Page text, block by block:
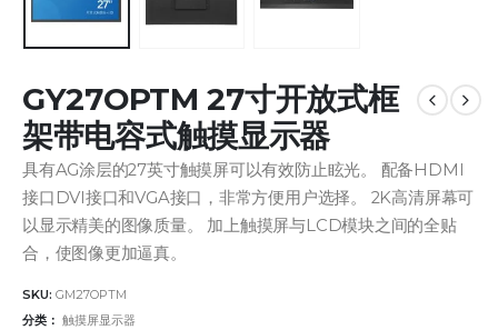
GY27OPTM 27寸开放式框
架带电容式触摸显示器
具有AG涂层的27英寸触摸屏可以有效防止眩光。 配备HDMI
接口DVI接口和VGA接口，非常方便用户选择。 2K高清屏幕可
以显示精美的图像质量。 加上触摸屏与LCD模块之间的全贴
合，使图像更加逼真。
SKU: GM27OPTM
分类： 触摸屏显示器